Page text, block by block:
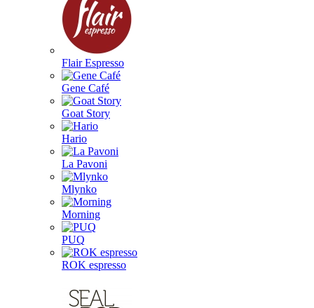
Flair Espresso
Gene Café
Goat Story
Hario
La Pavoni
Mlynko
Morning
PUQ
ROK espresso